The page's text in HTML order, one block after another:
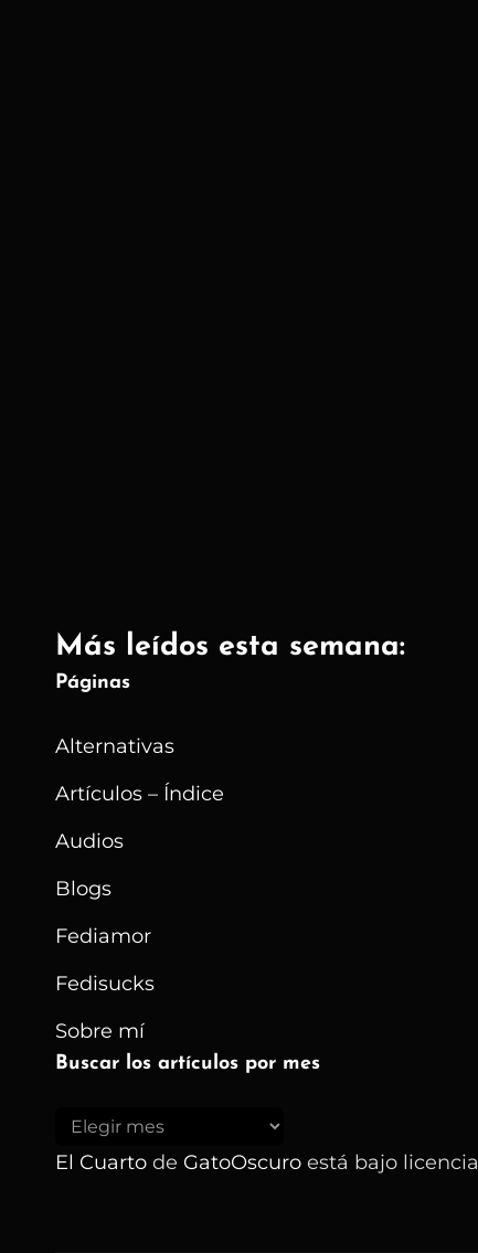
Más leídos esta semana:
Páginas
Alternativas
Artículos – Índice
Audios
Blogs
Fediamor
Fedisucks
Sobre mí
Buscar los artículos por mes
Buscar
los
El Cuarto de GatoOscuro está bajo licencia